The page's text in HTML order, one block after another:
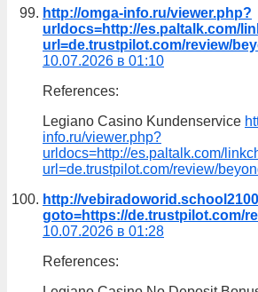
http://omga-info.ru/viewer.php?
urldocs=http://es.paltalk.com/
url=de.trustpilot.com/review/
10.07.2026 в 01:10
References:
Legiano Casino Kundenservice
info.ru/viewer.php?
urldocs=http://es.paltalk.com/
url=de.trustpilot.com/review/
http://
goto=https://de.trustpilot.com/
10.07.2026 в 01:28
References: